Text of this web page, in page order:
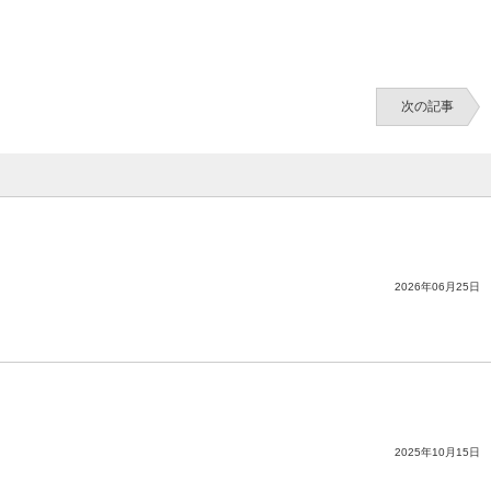
次の記事
2026年06月25日
2025年10月15日